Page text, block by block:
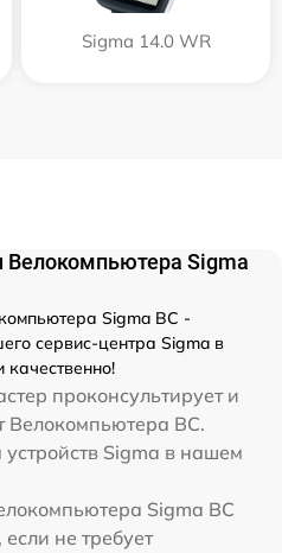
Sigma 14.0 WR
Sigma
Sigma BC -
сервис-центра Sigma в
проконсультирует и
Велокомпьютера BC.
Sigma в нашем
Sigma BC
не требует